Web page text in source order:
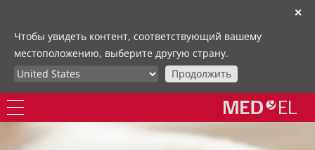
✕
Чтобы увидеть контент, соответствующий вашему
местоположению, выберите другую страну.
Продолжить